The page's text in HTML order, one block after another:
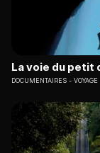
La voie du petit
DOCUMENTAIRES VOYAGE